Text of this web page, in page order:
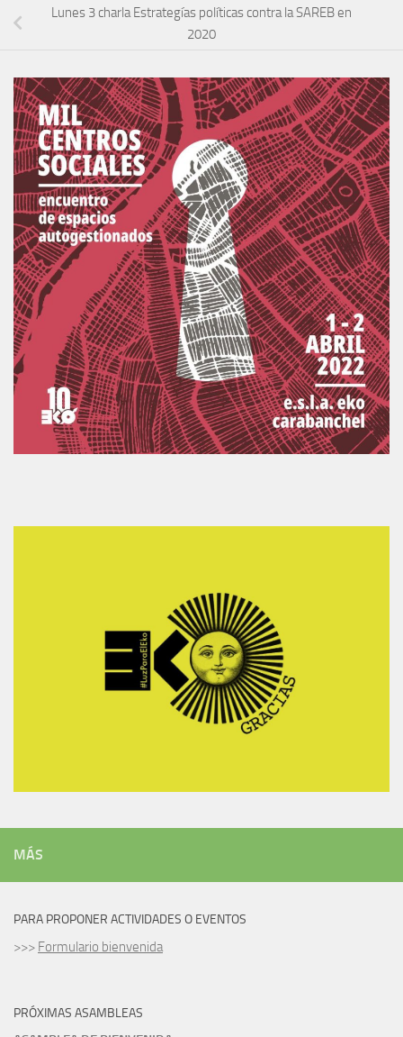
Lunes 3 charla Estrategías políticas contra la SAREB en
2020
MÁS
PARA PROPONER ACTIVIDADES O EVENTOS
>>> Formulario bienvenida
PRÓXIMAS ASAMBLEAS